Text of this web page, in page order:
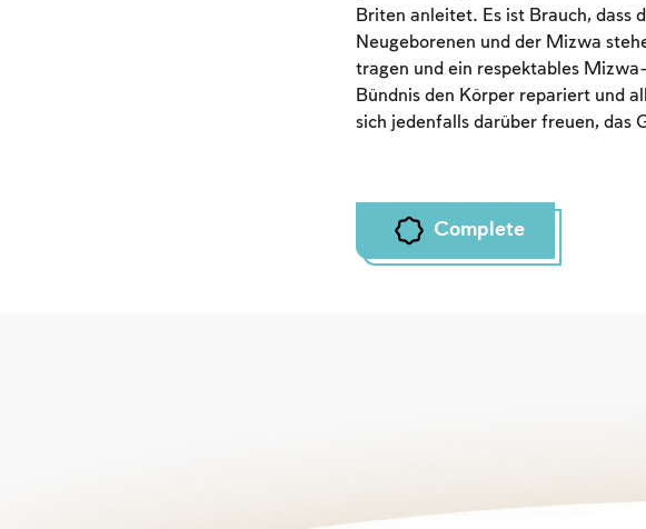
Briten anleitet. Es ist Brauch, dass
Neugeborenen und der Mizwa
tragen und ein respektables
Bündnis den Körper repariert und
sich jedenfalls darüber freuen, das
Complete